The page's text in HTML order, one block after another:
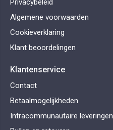
Privacybeleid
Algemene voorwaarden
Cookieverklaring
Klant beoordelingen
Klantenservice
Contact
Betaalmogelijkheden
Intracommunautaire leveringen